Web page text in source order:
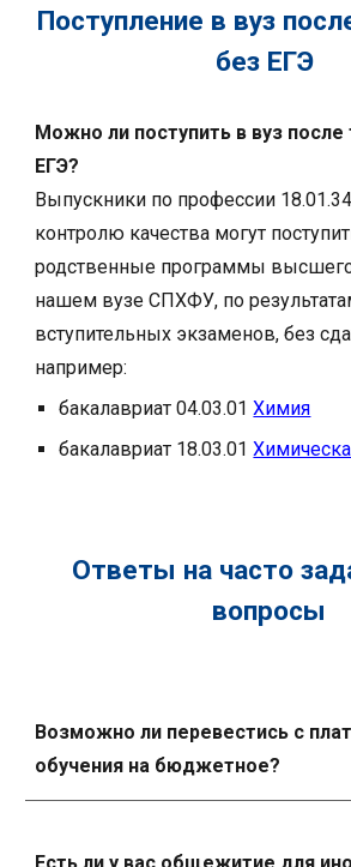
Поступление в вуз
без ЕГЭ
Можно ли поступить в вуз после
ЕГЭ?
Выпускники по профессии
контролю качества могут
родственные программы
нашем вузеСПХФУ, по
вступительных экзаменов, без
например:
бакалавриат 04.03.01Химия
бакалавриат 18.03.01
Ответы на часто
вопросы
Возможно ли перевестись с
обучения на бюджетное?